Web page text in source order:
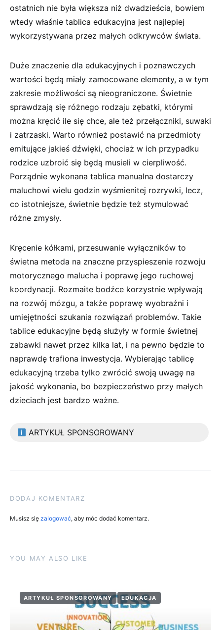
ostatnich nie była większa niż dwadzieścia, bowiem
wtedy właśnie tablica edukacyjna jest najlepiej
wykorzystywana przez małych odkrywców świata.
Duże znaczenie dla edukacyjnych i poznawczych
wartości będą miały zamocowane elementy, a w tym
zakresie możliwości są nieograniczone. Świetnie
sprawdzają się różnego rodzaju zębatki, którymi
można kręcić ile się chce, ale też przełączniki, suwaki
i zatrzaski. Warto również postawić na przedmioty
emitujące jakieś dźwięki, chociaż w ich przypadku
rodzice uzbroić się będą musieli w cierpliwość.
Porządnie wykonana tablica manualna dostarczy
maluchowi wielu godzin wyśmienitej rozrywki, lecz,
co istotniejsze, świetnie będzie też stymulować
różne zmysły.
Kręcenie kółkami, przesuwanie wyłączników to
świetna metoda na znaczne przyspieszenie rozwoju
motorycznego malucha i poprawę jego ruchowej
koordynacji. Rozmaite bodźce korzystnie wpływają
na rozwój mózgu, a także poprawę wyobraźni i
umiejętności szukania rozwiązań problemów. Takie
tablice edukacyjne będą służyły w formie świetnej
zabawki nawet przez kilka lat, i na pewno będzie to
naprawdę trafiona inwestycja. Wybierając tablicę
edukacyjną trzeba tylko zwrócić swoją uwagę na
jakość wykonania, bo bezpieczeństwo przy małych
dzieciach jest bardzo ważne.
ARTYKUŁ SPONSOROWANY
DODAJ KOMENTARZ
Musisz się zalogować, aby móc dodać komentarz.
YOU MAY ALSO LIKE
ARTYKUŁ SPONSOROWANY EDUKACJA